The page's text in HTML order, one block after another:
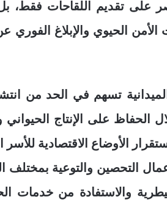
على تقديم اللقاحات فقط،
الأمن الحيوي والإبلاغ
تسهم في الحد من
الحفاظ على الإنتاج
الأوضاع الاقتصادية للأسر
التحصين والتوعية بمختلف
والاستفادة من خدمات